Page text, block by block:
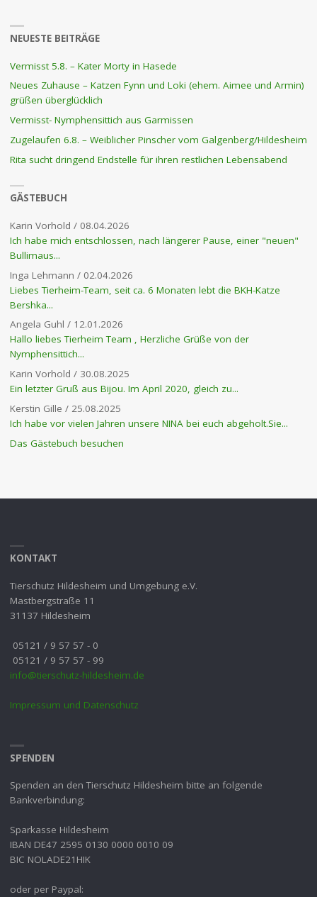
NEUESTE BEITRÄGE
Vermisst 5.8. – Kater Morty in Hasede
Neues Zuhause – Katzen Fynn und Loki (ehem. Aimee und Armin)
grüßen überglücklich
Vermisst- Nymphensittich aus Garmissen
Zugelaufen 6.8. – Weiblicher Pinscher vom Galgenberg/Hildesheim
Rita sucht dringend Endstelle für ihren restlichen Lebensabend
GÄSTEBUCH
Karin Vorhold / 08.04.2026
Ich habe mich entschlossen, nach längerer Pause, einer "neuen"
Bullimaus...
Inga Lehmann / 02.04.2026
Liebes Tierheim-Team, seit ca. 6 Monaten lebt die BKH-Katze
Bershka...
Angela Guhl / 12.01.2026
Hallo liebes Tierheim Team , Herzliche Grüße von der
Nymphensittich...
Karin Vorhold / 30.08.2025
Ein letzter Gruß aus Bijou. Im April 2020, gleich zu...
Kerstin Gille / 25.08.2025
Ich habe vor vielen Jahren unsere NINA bei euch abgeholt.Sie...
Das Gästebuch besuchen
KONTAKT
Tierschutz Hildesheim und Umgebung e.V.
Mastbergstraße 11
31137 Hildesheim
05121 / 9 57 57 - 0
05121 / 9 57 57 - 99
info@tierschutz-hildesheim.de
Impressum und Datenschutz
SPENDEN
Spenden an den Tierschutz Hildesheim bitte an folgende
Bankverbindung:
Sparkasse Hildesheim
IBAN DE47 2595 0130 0000 0010 09
BIC NOLADE21HIK
oder per Paypal: